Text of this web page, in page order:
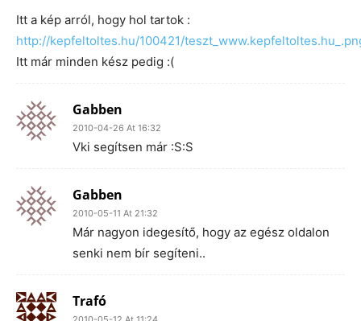
Itt a kép arról, hogy hol tartok :
http://kepfeltoltes.hu/100421/
Itt már minden kész pedig :(
Gabben
2010-04-26 At 16:32
Vki segítsen már :S:S
Gabben
2010-05-11 At 21:32
Már nagyon idegesítő, hogy az egész oldalon
senki nem bír segíteni..
Trafó